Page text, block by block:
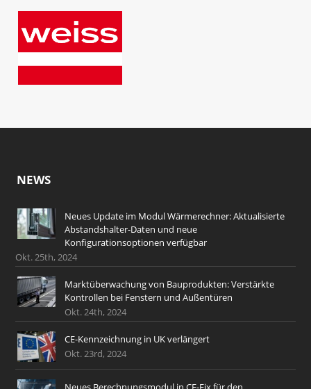
NEWS
Neues Update im Modul Wärmerechner: Aktualisierte
Abstandshalter-Daten und neue
Konfigurationsoptionen verfügbar
Okt. 25th, 2024
Marktüberwachung von Bauprodukten: Verstärkte
Kontrollen bei Fenstern und Außentüren
Okt. 24th, 2024
CE-Kennzeichnung in UK verlängert
Okt. 23rd, 2024